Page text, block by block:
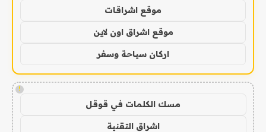
موقع اشراقات
موقع اشراق اون لاين
اركان سياحة وسفر
!
مسك الكلمات في قوقل
اشراق التقنية